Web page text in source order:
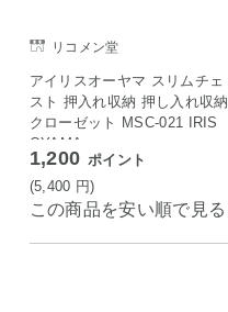
リコメン堂
アイリスオーヤマ スリムチェ
スト 押入れ収納 押し入れ収納
クローゼット MSC-021 IRIS
OYAMA
1,200 ポイント
(5,400 円)
この商品を安い順で見る